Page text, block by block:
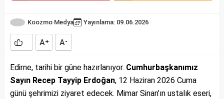
Koozmo Medya Yayınlama: 09.06.2026
A+ A-
Edirne, tarihi bir güne hazırlanıyor. Cumhurbaşkanımız
Sayın Recep Tayyip Erdoğan, 12 Haziran 2026 Cuma
günü şehrimizi ziyaret edecek. Mimar Sinan’ın ustalık eseri,